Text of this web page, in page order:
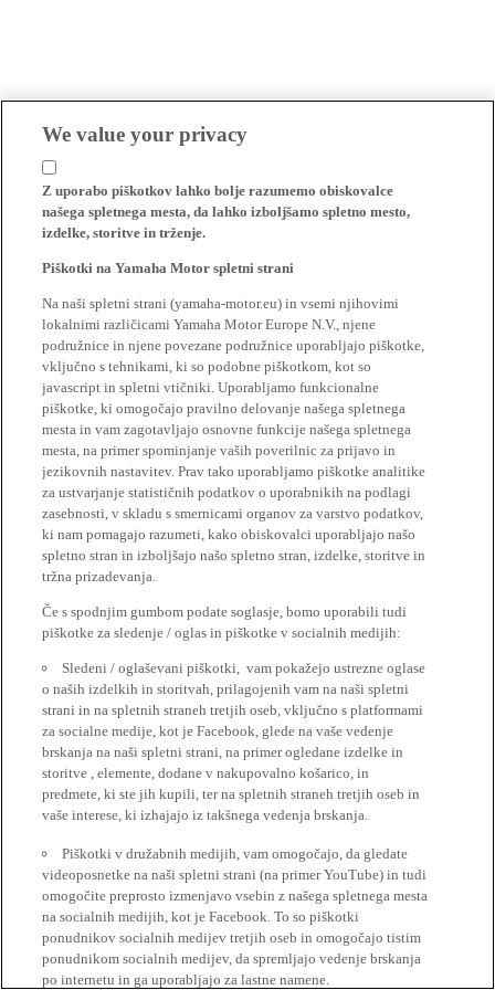
We value your privacy
Z uporabo piškotkov lahko bolje razumemo obiskovalce
našega spletnega mesta, da lahko izboljšamo spletno mesto,
izdelke, storitve in trženje.
Piškotki na Yamaha Motor spletni strani
Na naši spletni strani (yamaha-motor.eu) in vsemi njihovimi
lokalnimi različicami Yamaha Motor Europe N.V., njene
podružnice in njene povezane podružnice uporabljajo piškotke,
vključno s tehnikami, ki so podobne piškotkom, kot so
javascript in spletni vtičniki. Uporabljamo funkcionalne
piškotke, ki omogočajo pravilno delovanje našega spletnega
mesta in vam zagotavljajo osnovne funkcije našega spletnega
mesta, na primer spominjanje vaših poverilnic za prijavo in
jezikovnih nastavitev. Prav tako uporabljamo piškotke analitike
za ustvarjanje statističnih podatkov o uporabnikih na podlagi
zasebnosti, v skladu s smernicami organov za varstvo podatkov,
ki nam pomagajo razumeti, kako obiskovalci uporabljajo našo
spletno stran in izboljšajo našo spletno stran, izdelke, storitve in
tržna prizadevanja.
Če s spodnjim gumbom podate soglasje, bomo uporabili tudi
piškotke za sledenje / oglas in piškotke v socialnih medijih:
Sledeni / oglaševani piškotki, vam pokažejo ustrezne oglase
o naših izdelkih in storitvah, prilagojenih vam na naši spletni
strani in na spletnih straneh tretjih oseb, vključno s platformami
za socialne medije, kot je Facebook, glede na vaše vedenje
brskanja na naši spletni strani, na primer ogledane izdelke in
storitve , elemente, dodane v nakupovalno košarico, in
predmete, ki ste jih kupili, ter na spletnih straneh tretjih oseb in
vaše interese, ki izhajajo iz takšnega vedenja brskanja.
Piškotki v družabnih medijih, vam omogočajo, da gledate
videoposnetke na naši spletni strani (na primer YouTube) in tudi
omogočite preprosto izmenjavo vsebin z našega spletnega mesta
na socialnih medijih, kot je Facebook. To so piškotki
ponudnikov socialnih medijev tretjih oseb in omogočajo tistim
ponudnikom socialnih medijev, da spremljajo vedenje brskanja
po internetu in ga uporabljajo za lastne namene.